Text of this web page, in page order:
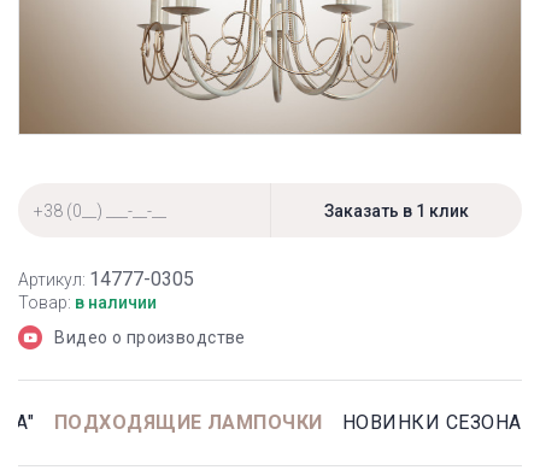
Артикул: 14777-0305
Товар: в наличии
Видео о производстве
ПОДХОДЯЩИЕ ЛАМПОЧКИ НОВИНКИ СЕЗОНА